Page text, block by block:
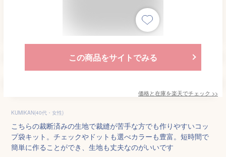
この商品をサイトでみる
価格と在庫を楽天でチェック >>
KUMIKAN(40代・女性)
こちらの裁断済みの生地で裁縫が苦手な方でも作りやすいコッ
プ袋キット。チェックやドットも選べカラーも豊富。短時間で
簡単に作ることができ、生地も丈夫なのがいいです